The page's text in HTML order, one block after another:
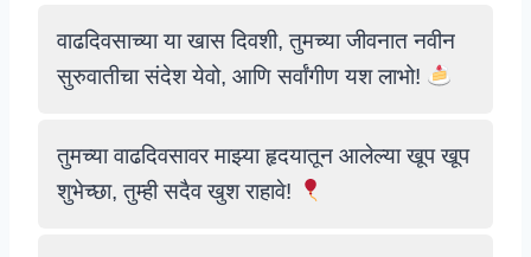
वाढदिवसाच्या या खास दिवशी, तुमच्या जीवनात नवीन
सुरुवातीचा संदेश येवो, आणि सर्वांगीण यश लाभो!
तुमच्या वाढदिवसावर माझ्या हृदयातून आलेल्या खूप खूप
शुभेच्छा, तुम्ही सदैव खुश राहावे!